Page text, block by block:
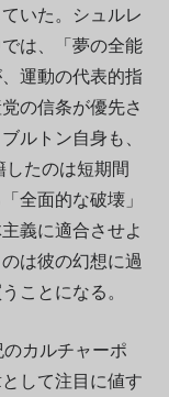
いた。シュルレ
は、「夢の全能
運動の代表的指
の信条が優先さ
ルトン自身も、
たのは短期間
全面的な破壊」
義に適合させよ
は彼の幻想に過
ことになる。
カルチャーポ
して注目に値す